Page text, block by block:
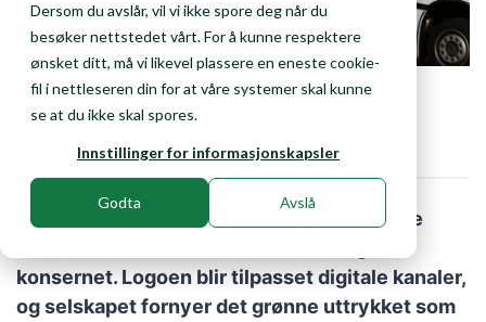
Dersom du avslår, vil vi ikke spore deg når du
besøker nettstedet vårt. For å kunne respektere
ønsket ditt, må vi likevel plassere en eneste cookie-
fil i nettleseren din for at våre systemer skal kunne
se at du ikke skal spores.
Innstillinger for informasjonskapsler
Godta Avslå
Skrevet av:
Familieeide Franzefoss fornyer sin visuelle
konsernet. Logoen blir tilpasset digitale kanaler,
og selskapet fornyer det grønne uttrykket som